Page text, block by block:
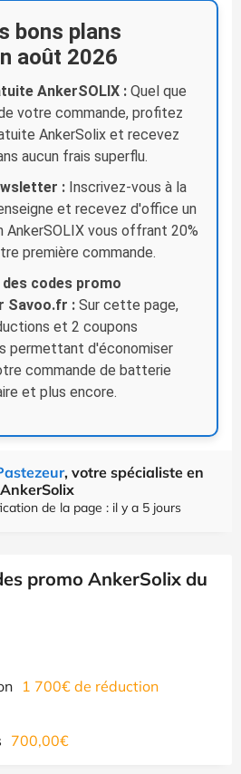
bons plans
août 2026
AnkerSOLIX : Quel que
votre commande, profitez
AnkerSolix et recevez
aucun frais superflu.
: Inscrivez-vous à la
et recevez d'office un
AnkerSOLIX vous offrant 20%
première commande.
codes promo
Savoo.fr : Sur cette page,
et 2 coupons
permettant d'économiser
commande de batterie
et plus encore.
, votre spécialiste en
de la page : il y a 5 jours
promo AnkerSolix du
1 700€ de réduction
700,00€